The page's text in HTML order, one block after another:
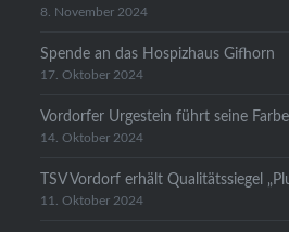
8. November 2024
Spende an das Hospizhaus Gifhorn
17. Oktober 2024
Vordorfer Urgestein führt seine
14. Oktober 2024
TSV Vordorf erhält Qualitätssiegel
11. Oktober 2024